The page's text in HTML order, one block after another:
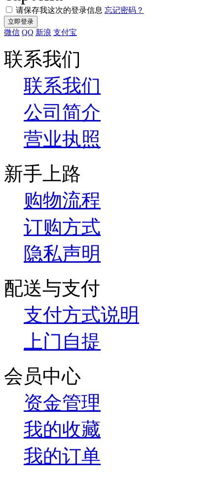
请保存我这次的登录信息 忘记密码？
微信 QQ 新浪 支付宝
联系我们
联系我们
公司简介
营业执照
新手上路
购物流程
订购方式
隐私声明
配送与支付
支付方式说明
上门自提
会员中心
资金管理
我的收藏
我的订单